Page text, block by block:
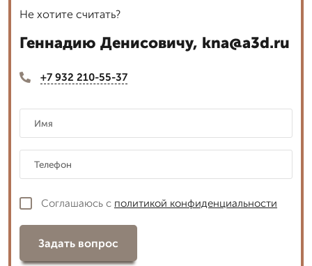
Не хотите считать?
Геннадию Денисовичу, kna@a3d.ru
+7 932 210-55-37
Соглашаюсь с политикой конфиденциальности
Задать вопрос